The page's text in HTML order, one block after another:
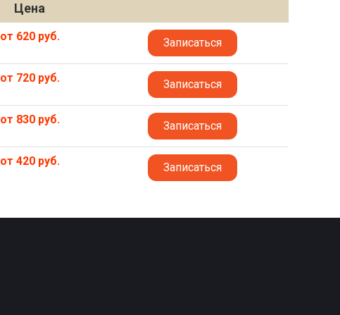
Цена
от 620 руб. Записаться
от 720 руб. Записаться
от 830 руб. Записаться
от 420 руб. Записаться